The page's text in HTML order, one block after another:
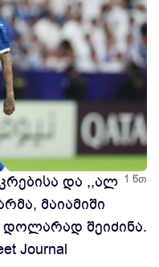
1 წთ
და ,,ალ
მაიამიში
დოლარად შეიძინა.
Journal